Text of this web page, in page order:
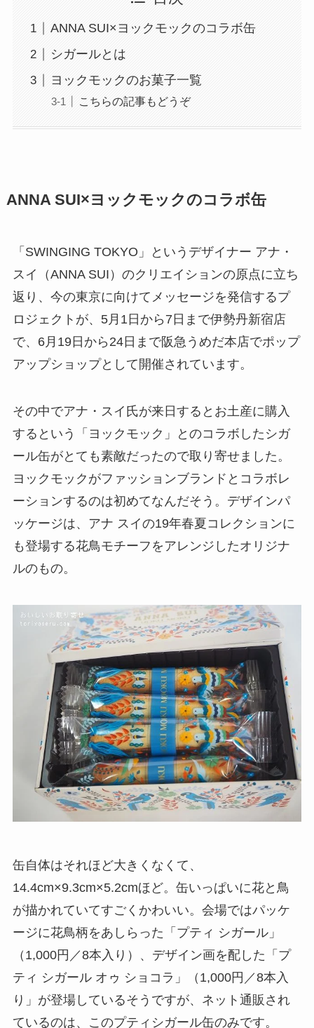
ANNA SUI×ヨックモックのコラボ缶
シガールとは
ヨックモックのお菓子一覧
こちらの記事もどうぞ
ANNA SUI×ヨックモックのコラボ缶
「SWINGING TOKYO」というデザイナー アナ・
スイ（ANNA SUI）のクリエイションの原点に立ち
返り、今の東京に向けてメッセージを発信するプ
ロジェクトが、5月1日から7日まで伊勢丹新宿店
で、6月19日から24日まで阪急うめだ本店でポップ
アップショップとして開催されています。
その中でアナ・スイ氏が来日するとお土産に購入
するという「ヨックモック」とのコラボしたシガ
ール缶がとても素敵だったので取り寄せました。
ヨックモックがファッションブランドとコラボレ
ーションするのは初めてなんだそう。デザインパ
ッケージは、アナ スイの19年春夏コレクションに
も登場する花鳥モチーフをアレンジしたオリジナ
ルのもの。
缶自体はそれほど大きくなくて、
14.4cm×9.3cm×5.2cmほど。缶いっぱいに花と鳥
が描かれていてすごくかわいい。会場ではパッケ
ージに花鳥柄をあしらった「プティ シガール」
（1,000円／8本入り）、デザイン画を配した「プ
ティ シガール オゥ ショコラ」（1,000円／8本入
り」が登場しているそうですが、ネット通販され
ているのは、このプティシガール缶のみです。